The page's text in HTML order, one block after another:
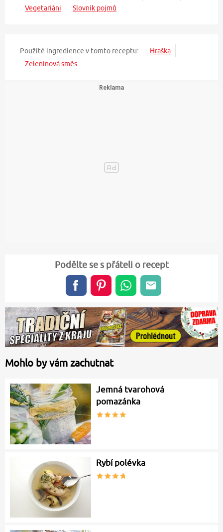
Vegetariáni
Slovník pojmů
Použité ingredience v tomto receptu:
Hraška
Zeleninová směs
Podělte se s přáteli o recept
Mohlo by vám zachutnat
Jemná tvarohová
pomazánka
Rybí polévka